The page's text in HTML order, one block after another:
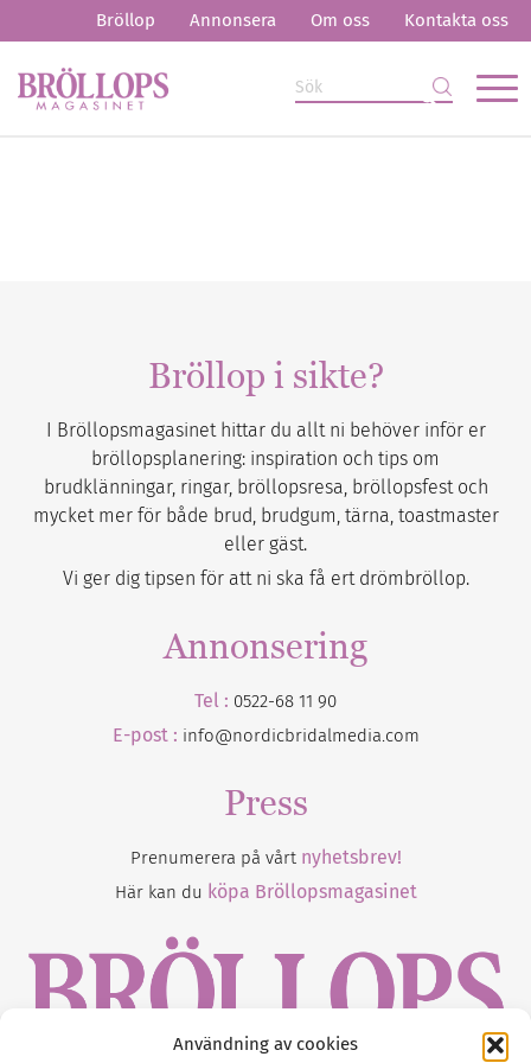
Användning av cookies
Bröllop Annonsera Om oss Kontakta oss
Bröllop i sikte?
I Bröllopsmagasinet hittar du allt ni behöver inför er
bröllopsplanering: inspiration och tips om
brudklänningar, ringar, bröllopsresa, bröllopsfest och
mycket mer för både brud, brudgum, tärna, toastmaster
eller gäst.
Vi ger dig tipsen för att ni ska få ert drömbröllop.
Annonsering
Tel : 0522-68 11 90
E-post : info@nordicbridalmedia.com
Press
Prenumerera på vårt nyhetsbrev!
Här kan du köpa Bröllopsmagasinet